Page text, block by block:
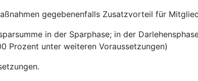
gegebenenfalls Zusatzvorteil für
in der Sparphase; in der
Prozent unter weiteren Voraussetzungen)